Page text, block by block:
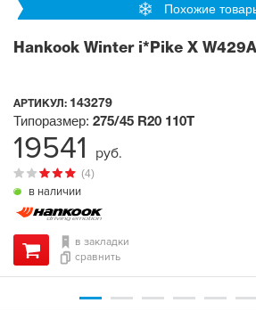
Похожие
Hankook Winter i*Pike X W429A
АРТИКУЛ: 143279
в наличии
(4)
Типоразмер: 275/45 R20 110T
в закладки
сравнить
19541 руб.